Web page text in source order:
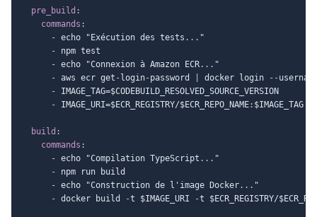
pre_build :
commands :
- echo "Exécution des tests ... "
- npm test
- echo "Connexion à Amazon ECR... "
- aws ecr get - login-password docker login - -
- IMAGE_TAG=$CODEBUILD_RESOLVED_SOURCE_VERSION
- IMAGE_URI=$ECR_REGISTRY/$ECR_REPO_NAME: $IMAGE_TAG
build :
commands :
- echo "Compilation TypeScript ... "
- npm run build
- echo "Construction de l'image Docker... "
- docker build -t $IMAGE_URI -t $ECR_REGISTRY/